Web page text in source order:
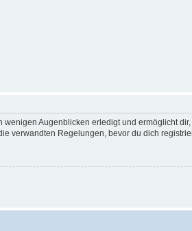
Augenblicken erledigt und ermöglicht
verwandten Regelungen, bevor du dich